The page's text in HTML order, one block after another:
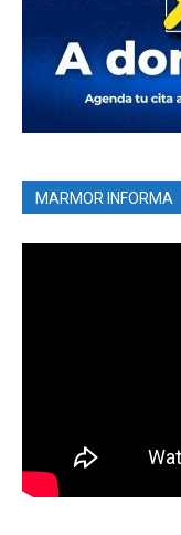
MARMOR INFORMA